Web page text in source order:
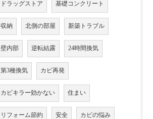
ドラッグストア 基礎コンクリート
収納 北側の部屋 新築トラブル
壁内部 逆転結露 24時間換気
第3種換気 カビ再発
カビキラー効かない 住まい
リフォーム節約 安全 カビの悩み